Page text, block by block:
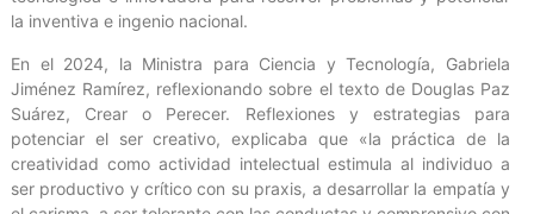
la inventiva e ingenio nacional.
En el 2024, la Ministra para Ciencia y Tecnología, Gabriela
Jiménez Ramírez, reflexionando sobre el texto de Douglas Paz
Suárez, Crear o Perecer. Reflexiones y estrategias para
potenciar el ser creativo, explicaba que «la práctica de la
creatividad como actividad intelectual estimula al individuo a
ser productivo y crítico con su praxis, a desarrollar la empatía y